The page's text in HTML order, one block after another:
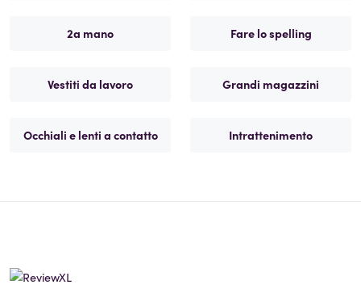
2a mano Fare lo spelling
Vestiti da lavoro Grandi magazzini
Occhiali e lenti a contatto Intrattenimento